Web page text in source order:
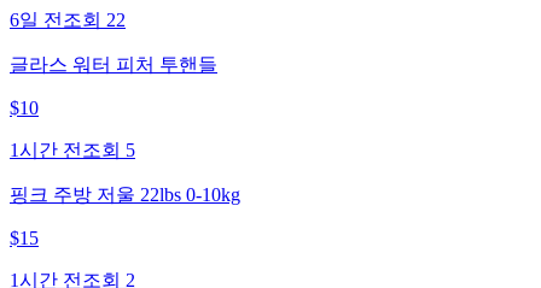
6일 전 조회 22
글라스 워터 피처 투핸들
$10
1시간 전 조회 5
핑크 주방 저울 22lbs 0-10kg
$15
1시간 전 조회 2